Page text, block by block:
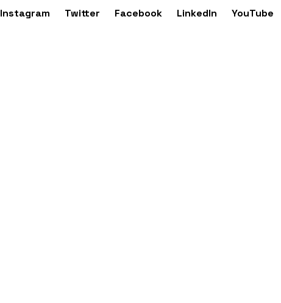
Instagram Twitter Facebook LinkedIn YouTube